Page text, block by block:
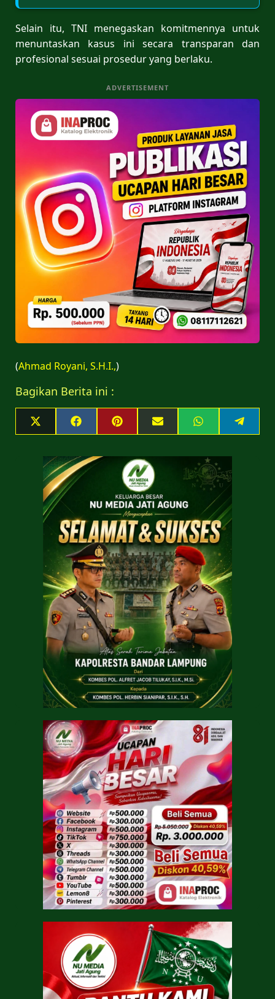
Selain itu, TNI menegaskan komitmennya untuk
menuntaskan kasus ini secara transparan dan
profesional sesuai prosedur yang berlaku.
ADVERTISEMENT
(Ahmad Royani, S.H.I.,)
Bagikan Berita ini :